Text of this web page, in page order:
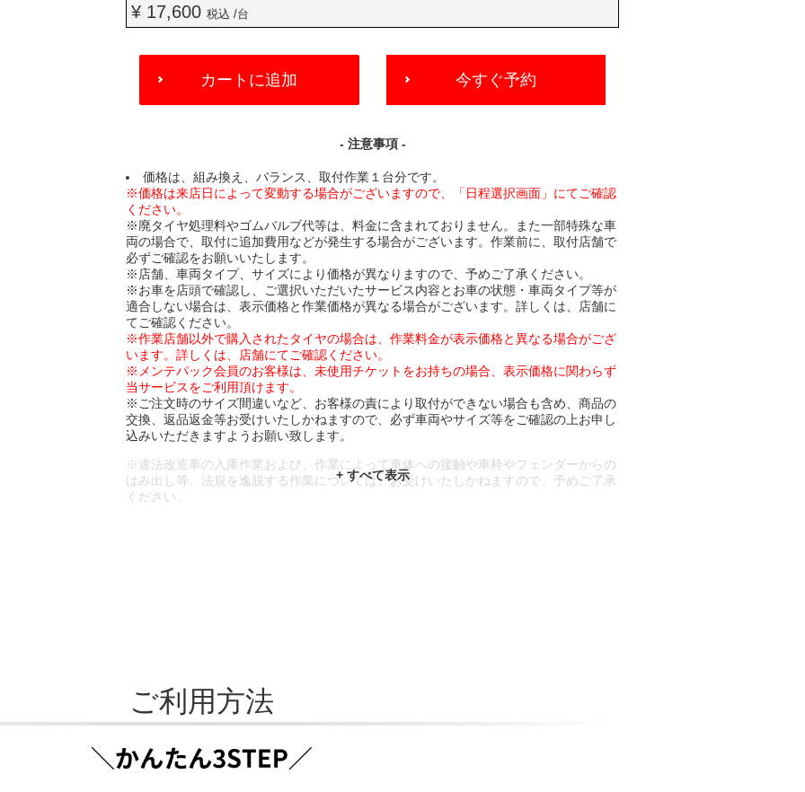
¥ 17,600税込 /台
ADD
CART
カートに追加 今すぐ予約
- 注意事項 -
価格は、組み換え、バランス、取付作業１台分です。
※価格は来店日によって変動する場合がございますので、「日程選択画面」にてご確認
ください。
※廃タイヤ処理料やゴムバルブ代等は、料金に含まれておりません。また一部特殊な車
両の場合で、取付に追加費用などが発生する場合がございます。作業前に、取付店舗で
必ずご確認をお願いいたします。
※店舗、車両タイプ、サイズにより価格が異なりますので、予めご了承ください。
※お車を店頭で確認し、ご選択いただいたサービス内容とお車の状態・車両タイプ等が
適合しない場合は、表示価格と作業価格が異なる場合がございます。詳しくは、店舗に
てご確認ください。
※作業店舗以外で購入されたタイヤの場合は、作業料金が表示価格と異なる場合がござ
います。詳しくは、店舗にてご確認ください。
※メンテパック会員のお客様は、未使用チケットをお持ちの場合、表示価格に関わらず
当サービスをご利用頂けます。
※ご注文時のサイズ間違いなど、お客様の責により取付ができない場合も含め、商品の
交換、返品返金等お受けいたしかねますので、必ず車両やサイズ等をご確認の上お申し
込みいただきますようお願い致します。
※違法改造車の入庫作業および、作業によって車体への接触や車枠やフェンダーからの
はみ出し等、法規を逸脱する作業については、お受けいたしかねますので、予めご了承
ください。
ご利用方法